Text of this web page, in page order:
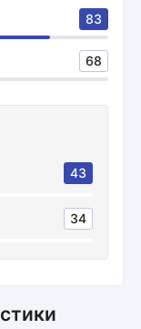
83
68
43
34